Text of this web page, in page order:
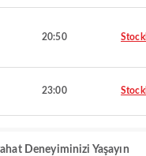
20:50
23:00
Deneyiminizi Yaşayın